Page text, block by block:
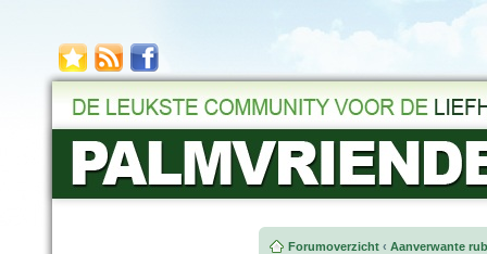
Forumoverzicht ‹ Aanverwante